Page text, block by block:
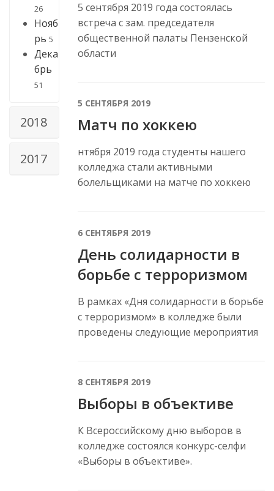
26
Нояб
рь 5
Дека
брь
51
2018
2017
5 сентября 2019 года состоялась
встреча с зам. председателя
общественной палаты Пензенской
области
5 СЕНТЯБРЯ 2019
Матч по хоккею
нтября 2019 года студенты нашего
колледжа стали активными
болельщиками на матче по хоккею
6 СЕНТЯБРЯ 2019
День солидарности в
борьбе с терроризмом
В рамках «Дня солидарности в борьбе
с терроризмом» в колледже были
проведены следующие мероприятия
8 СЕНТЯБРЯ 2019
Выборы в объективе
К Всероссийскому дню выборов в
колледже состоялся конкурс-селфи
«Выборы в объективе».